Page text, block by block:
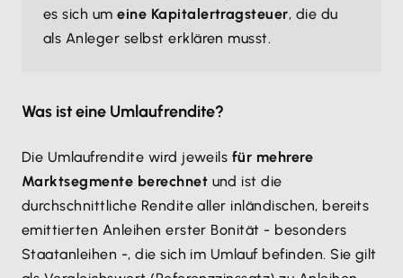
es sich umeine Kapitalertragsteuer, die du
als Anleger selbst erklären musst.
Was ist eine Umlaufrendite?
Die Umlaufrendite wird jeweils für mehrere
Marktsegmente berechnet und ist die
durchschnittliche Rendite aller inländischen, bereits
emittierten Anleihen erster Bonität - besonders
Staatanleihen -, die sich im Umlauf befinden. Sie gilt